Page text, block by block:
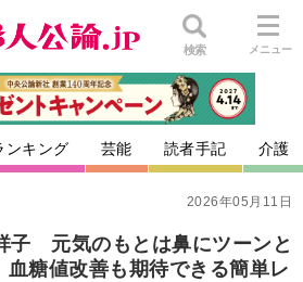
検索 メニュー
ンキング 芸能 読者手記 介護
2026年05月11日
子 元気のもとは鼻にツーンと
血糖値改善も期待できる簡単レ